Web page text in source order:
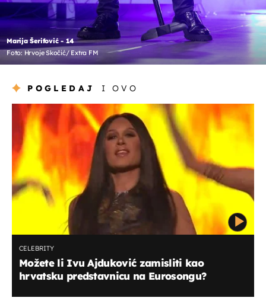
Marija Šerifović - 14
Foto: Hrvoje Skočić/ Extra FM
POGLEDAJ I OVO
CELEBRITY
Možete li Ivu Ajduković zamisliti kao
hrvatsku predstavnicu na Eurosongu?